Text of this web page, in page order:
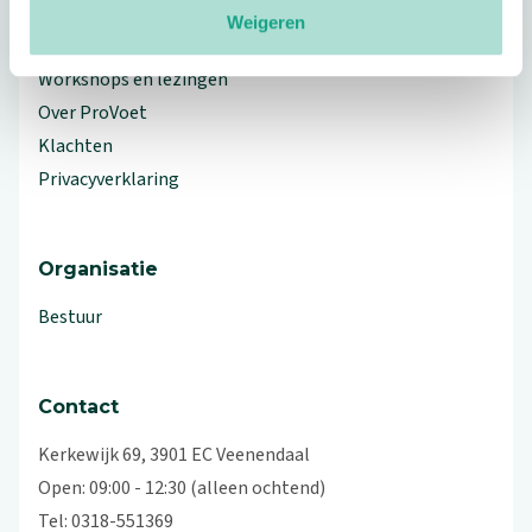
Weigeren
Workshops en lezingen
Over ProVoet
Klachten
Privacyverklaring
Organisatie
Bestuur
Contact
Kerkewijk 69, 3901 EC Veenendaal
Open: 09:00 - 12:30 (alleen ochtend)
Tel: 0318-551369